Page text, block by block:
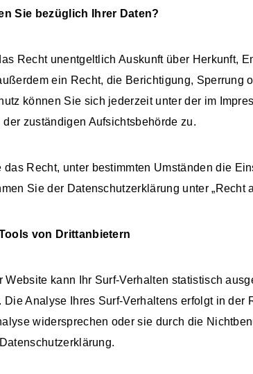
Sie bezüglich Ihrer Daten?
Recht unentgeltlich Auskunft über Herkunft,
ein Recht, die Berichtigung,
können Sie sich jederzeit unter der im
zuständigen Aufsichtsbehörde zu.
Recht, unter bestimmten Umständen die
Sie der Datenschutzerklärung unter „Recht
von Drittanbietern
Website kann Ihr Surf-Verhalten statistisch
Die Analyse Ihres Surf-Verhaltens erfolgt in
widersprechen oder sie durch die